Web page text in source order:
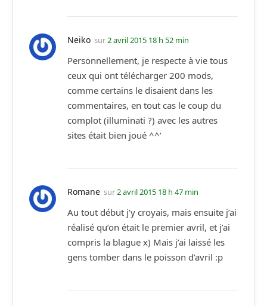
Neiko sur2 avril 2015 18 h 52 min
Personnellement, je respecte à vie tous
ceux qui ont télécharger 200 mods,
comme certains le disaient dans les
commentaires, en tout cas le coup du
complot (illuminati ?) avec les autres
sites était bien joué ^^’
Romane sur2 avril 2015 18 h 47 min
Au tout début j’y croyais, mais ensuite j’ai
réalisé qu’on était le premier avril, et j’ai
compris la blague x) Mais j’ai laissé les
gens tomber dans le poisson d’avril :p